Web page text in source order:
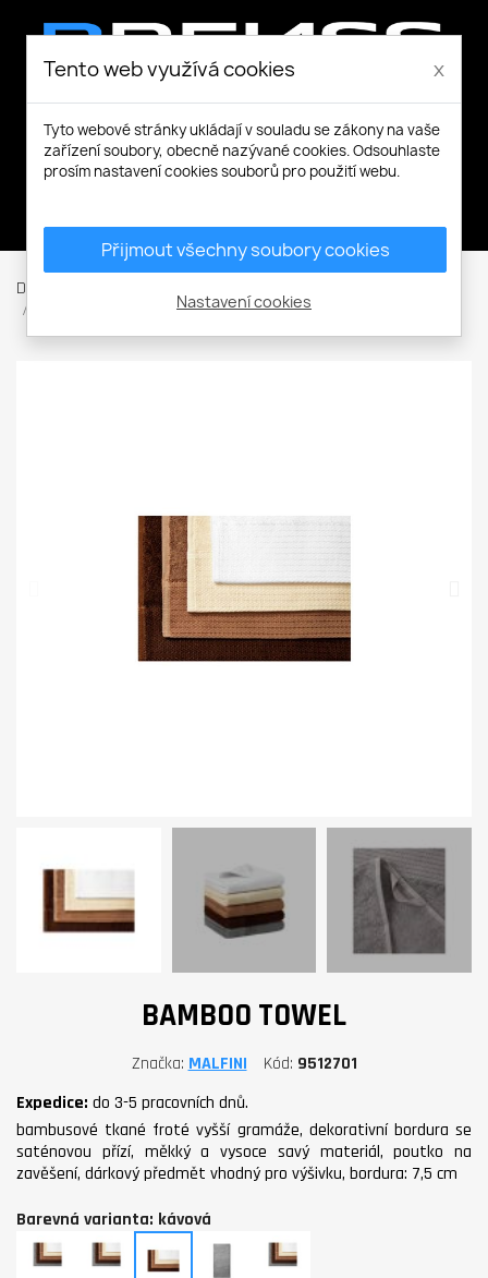
Domů
BAMBOO TOWEL
Značka MALFINI Kód 9512701
Expedice: do 3-5 pracovních dnů.
bambusové tkané froté vyšší gramáže, dekorativní bordura se
saténovou přízí, měkký a vysoce savý materiál, poutko na
zavěšení, dárkový předmět vhodný pro výšivku, bordura: 7,5 cm
Barevná varianta: kávová
bílá mandlovákávová starostříbrná
nugátová
Tento web využívá cookies x
Tyto webové stránky ukládají v souladu se zákony na vaše
zařízení soubory, obecně nazývané cookies. Odsouhlaste
prosím nastavení cookies souborů pro použití webu.
Přijmout všechny soubory cookies
Nastavení cookies